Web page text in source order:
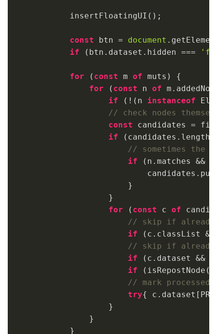
        insertFloatingUI();
const btn = document
if (btn.dataset.hidden ===
for ( const m of muts) {
for ( const n of
if (!(n instanceof
// check nodes
const candidates =
if (candidates.length
// sometimes the
if (n.matches &&
                    }
                }
for ( const c of
// skip if already
if (c.classList &&
// skip if already
if (c.dataset &&
if
// mark processed
try{
                }
            }
        }